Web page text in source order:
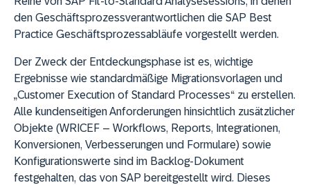
den Geschäftsprozessverantwortlichen die SAP Best
Practice Geschäftsprozessabläufe vorgestellt werden.
Der Zweck der Entdeckungsphase ist es, wichtige
Ergebnisse wie standardmäßige Migrationsvorlagen und
„Customer Execution of Standard Processes“ zu erstellen.
Alle kundenseitigen Anforderungen hinsichtlich zusätzlicher
Objekte (WRICEF – Workflows, Reports, Integrationen,
Konversionen, Verbesserungen und Formulare) sowie
Konfigurationswerte sind im Backlog-Dokument
festgehalten, das von SAP bereitgestellt wird. Dieses